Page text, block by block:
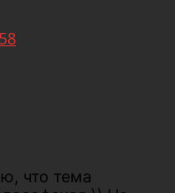
что тема